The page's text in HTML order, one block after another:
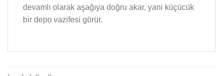
devamlı olarak aşağıya doğru akar, yani küçücük
bir depo vazifesi görür.